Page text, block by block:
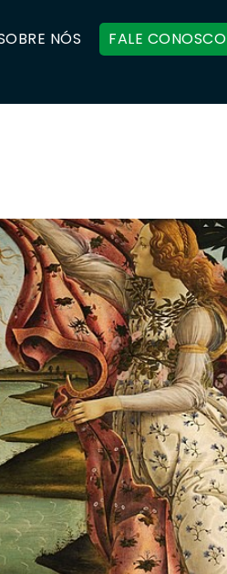
NÓS FALE CONOSCO